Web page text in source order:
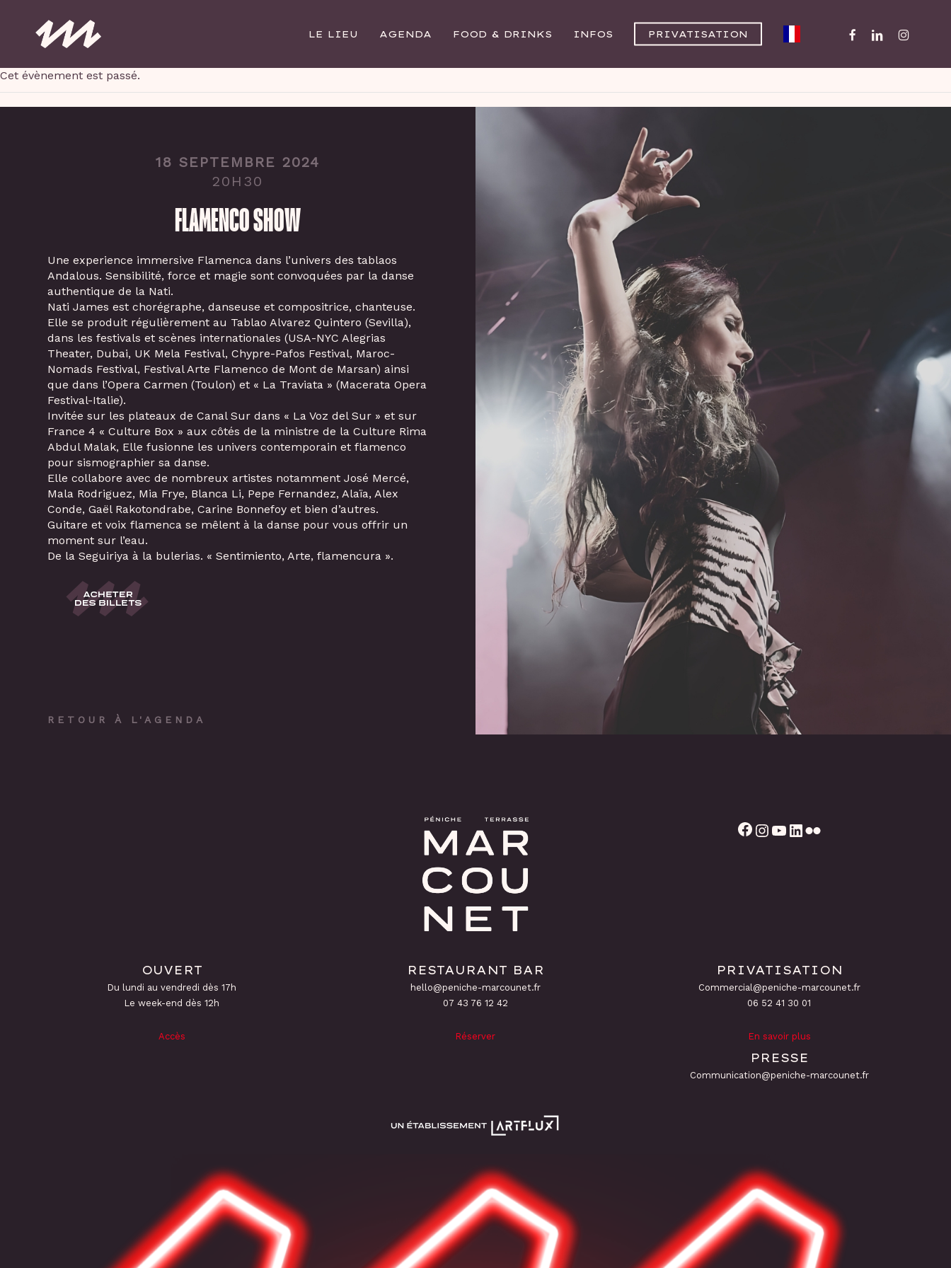
LE LIEU AGENDA FOOD & DRINKS INFOS PRIVATISATION FACEBOOK
LINKEDIN
Cet évènement est passé.
18 SEPTEMBRE 2024
20H30
FLAMENCO SHOW
Une experience immersive Flamenca dans l’univers des tablaos
Andalous. Sensibilité, force et magie sont convoquées par la danse
authentique de la Nati.
Nati James est chorégraphe, danseuse et compositrice, chanteuse.
Elle se produit régulièrement au Tablao Alvarez Quintero (Sevilla),
dans les festivals et scènes internationales (USA-NYC Alegrias
Theater, Dubai, UK Mela Festival, Chypre-Pafos Festival, Maroc-
Nomads Festival, Festival Arte Flamenco de Mont de Marsan) ainsi
que dans l’Opera Carmen (Toulon) et « La Traviata » (Macerata Opera
Festival-Italie).
Invitée sur les plateaux de Canal Sur dans « La Voz del Sur » et sur
France 4 « Culture Box » aux côtés de la ministre de la Culture Rima
Abdul Malak, Elle fusionne les univers contemporain et flamenco
pour sismographier sa danse.
Elle collabore avec de nombreux artistes notamment José Mercé,
Mala Rodriguez, Mia Frye, Blanca Li, Pepe Fernandez, Alaïa, Alex
Conde, Gaël Rakotondrabe, Carine Bonnefoy et bien d’autres.
Guitare et voix flamenca se mêlent à la danse pour vous offrir un
moment sur l’eau.
De la Seguiriya à la bulerias. « Sentimiento, Arte, flamencura ».
RETOUR À L'AGENDA
Facebook Instagram YouTube
OUVERT
Du lundi au vendredi dès 17h
Le week-end dès 12h
Accès
RESTAURANT BAR
hello@peniche-marcounet.fr
‭07 43 76 12 42
Réserver
PRIVATISATION
Commercial@peniche-marcounet.fr
06 52 41 30 01
En savoir plus
PRESSE
Communication@peniche-marcounet.fr